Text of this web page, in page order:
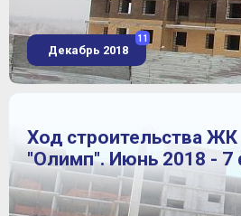
Декабрь 2018
11
Ход строительства ЖК
"Олимп". Июнь 2018 - 7